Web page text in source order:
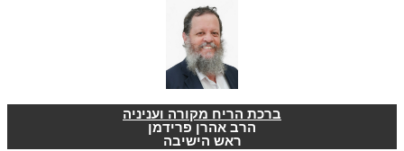
ברכת הריח מקורה ועניניה
הרב אהרן פרידמן
ראש הישיבה